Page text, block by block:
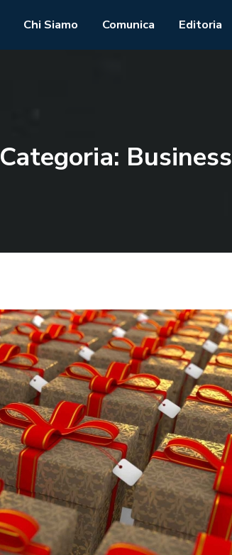
Chi Siamo Comunica Editoria
Categoria: Business